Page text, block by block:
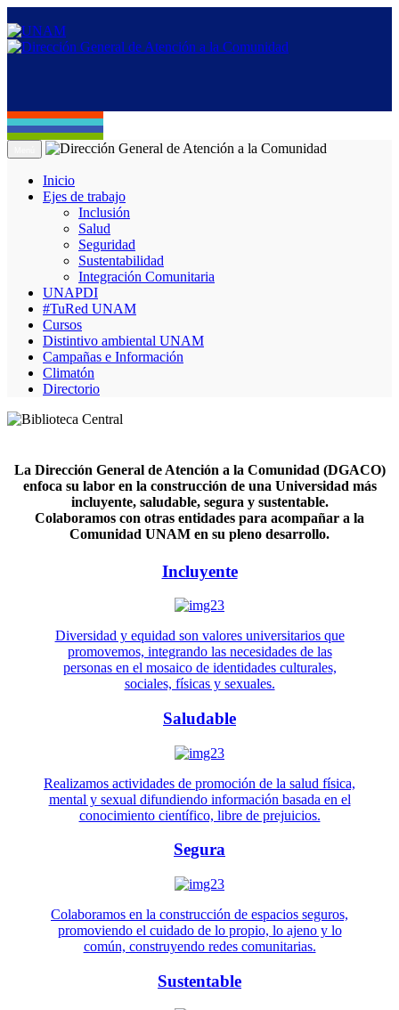
Inicio
Ejes de trabajo
Inclusión
Salud
Seguridad
Sustentabilidad
Integración Comunitaria
UNAPDI
#TuRed UNAM
Cursos
Distintivo ambiental UNAM
Campañas e Información
Climatón
Directorio
La Dirección General de Atención a la Comunidad (DGACO)
enfoca su labor en la construcción de una Universidad más
incluyente, saludable, segura y sustentable.
Colaboramos con otras entidades para acompañar a la
Comunidad UNAM en su pleno desarrollo.
Incluyente
Diversidad y equidad son valores universitarios que
promovemos, integrando las necesidades de las
personas en el mosaico de identidades culturales,
sociales, físicas y sexuales.
Saludable
Realizamos actividades de promoción de la salud física,
mental y sexual difundiendo información basada en el
conocimiento científico, libre de prejuicios.
Segura
Colaboramos en la construcción de espacios seguros,
promoviendo el cuidado de lo propio, lo ajeno y lo
común, construyendo redes comunitarias.
Sustentable